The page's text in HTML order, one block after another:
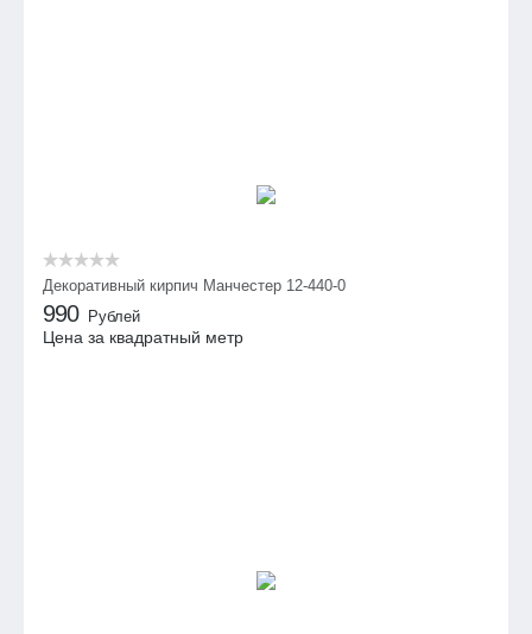
Декоративный кирпич Манчестер 12-440-0
990 Рублей
Цена за квадратный метр